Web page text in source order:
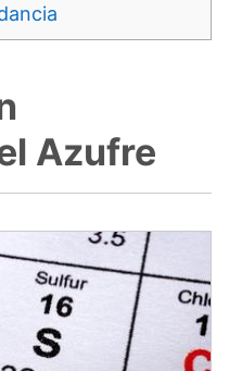
Azufre